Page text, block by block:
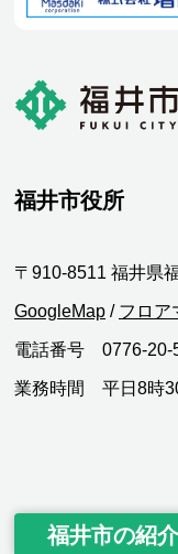
福井市役所
〒910-8511 福井県
GoogleMap / フロア
電話番号 0776-20-
業務時間 平日8時
福井市の紹介